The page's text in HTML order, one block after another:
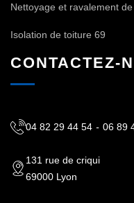
Nettoyage et ravalement
Isolation de toiture 69
CONTACTEZ-
04 82 29 44 54 - 06 89
131 rue de criqui
69000 Lyon